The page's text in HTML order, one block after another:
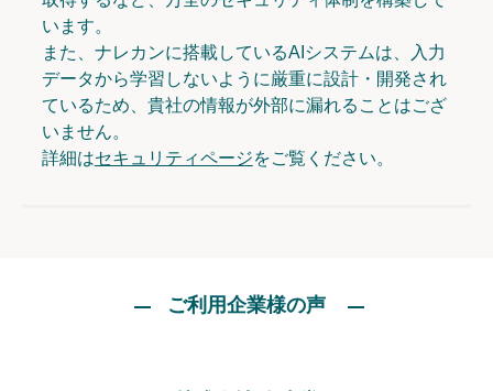
います。
また、ナレカンに搭載しているAIシステムは、入力
データから学習しないように厳重に設計・開発され
ているため、貴社の情報が外部に漏れることはござ
いません。
詳細はセキュリティページをご覧ください。
ご利用企業様の声